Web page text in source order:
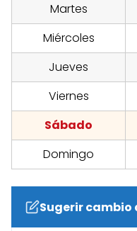
Martes
Miércoles
Jueves
Viernes
Sábado
Domingo
Sugerir cambio